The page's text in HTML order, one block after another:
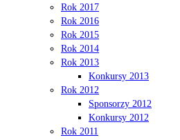
Rok 2017
Rok 2016
Rok 2015
Rok 2014
Rok 2013
Konkursy 2013
Rok 2012
Sponsorzy 2012
Konkursy 2012
Rok 2011